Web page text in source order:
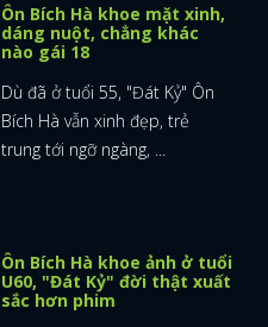
Ôn Bích Hà khoe mặt xinh,
dáng nuột, chẳng khác
nào gái 18
Dù đã ở tuổi 55, "Đát Kỷ" Ôn
Bích Hà vẫn xinh đẹp, trẻ
trung tới ngỡ ngàng, ...
Ôn Bích Hà khoe ảnh ở tuổi
U60, "Đát Kỷ" đời thật xuất
sắc hơn phim